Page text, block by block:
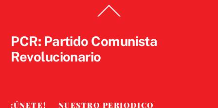
To
PCR: Partido Comunista
Revolucionario
¡ÚNETE!
NUESTRO PERIODICO